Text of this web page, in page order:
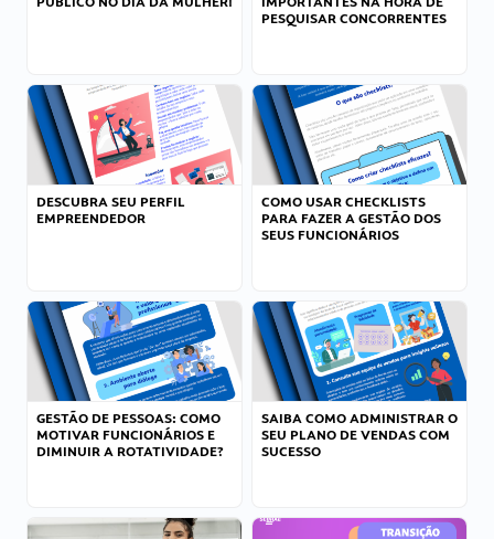
PESQUISAR CONCORRENTES
DESCUBRA SEU PERFIL
EMPREENDEDOR
COMO USAR CHECKLISTS
PARA FAZER A GESTÃO DOS
SEUS FUNCIONÁRIOS
GESTÃO DE PESSOAS: COMO
MOTIVAR FUNCIONÁRIOS E
DIMINUIR A ROTATIVIDADE?
SAIBA COMO ADMINISTRAR O
SEU PLANO DE VENDAS COM
SUCESSO